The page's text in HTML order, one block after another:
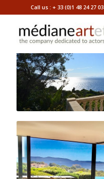
Call us :+ 33 (0)1 48 24 27 03